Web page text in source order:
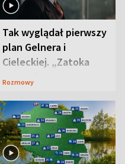
Tak wyglądał pierwszy
plan Gelnera i
Cieleckiej. „Zatoka
szpiegów” od razu ich
Rozmowy